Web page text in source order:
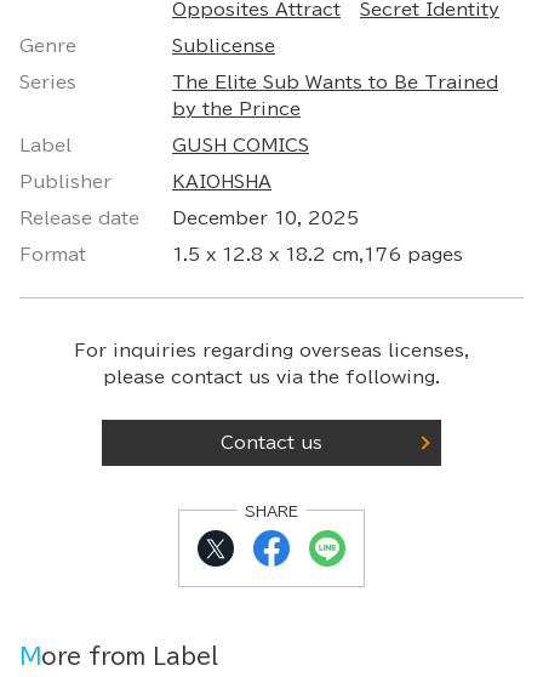
Opposites Attract Secret Identity
Genre Sublicense
Series
The Elite Sub Wants to Be Trained
by the Prince
Label GUSH COMICS
Publisher KAIOHSHA
Release date December 10, 2025
Format 1.5 x 12.8 x 18.2 cm,176 pages
For inquiries regarding overseas licenses,
please contact us via the following.
Contact us
SHARE
More from Label